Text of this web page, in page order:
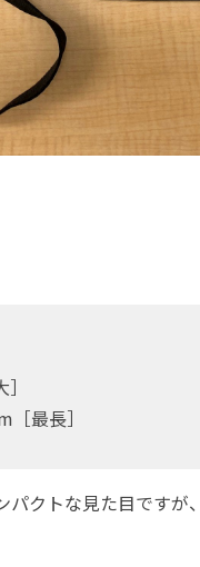
最長］
クトな見た目ですが